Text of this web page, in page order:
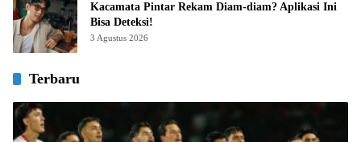
Kacamata Pintar Rekam Diam-diam? Aplikasi Ini
Bisa Deteksi!
3 Agustus 2026
Terbaru